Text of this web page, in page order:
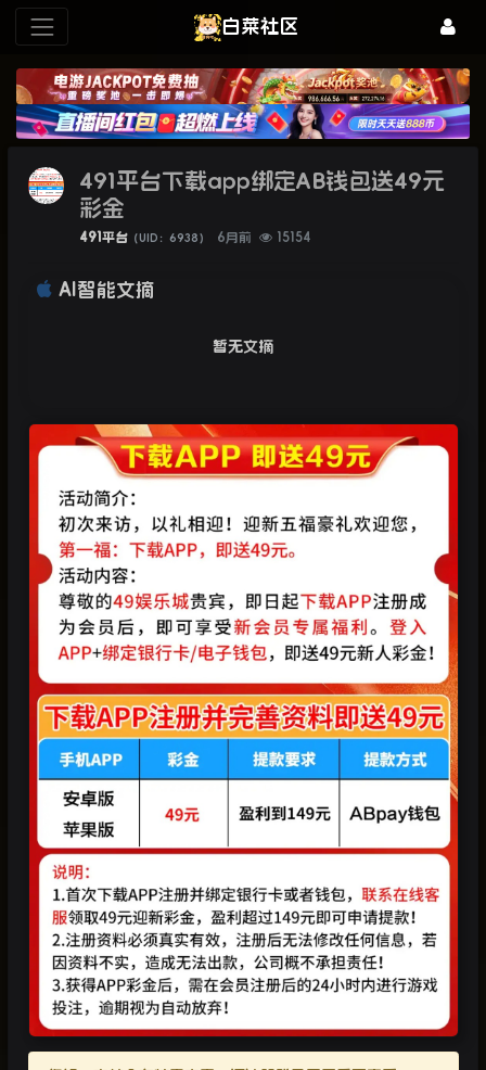
白菜社区
491平台下载app绑定AB钱包送49元
彩金
491平台 （UID：6938） 6月前 15154
AI智能文摘
暂无文摘